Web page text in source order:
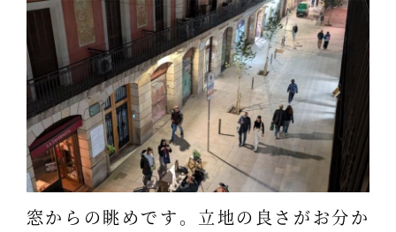
窓からの眺めです。立地の良さがお分か